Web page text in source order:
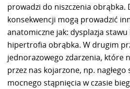
prowadzi do niszczenia obrąbka.
konsekwencji mogą prowadzić
anatomiczne jak: dysplazja
hipertrofia obrąbka. W drugim
jednorazowego zdarzenia, które
przez nas kojarzone, np.
mocnego stąpnięcia w czasie